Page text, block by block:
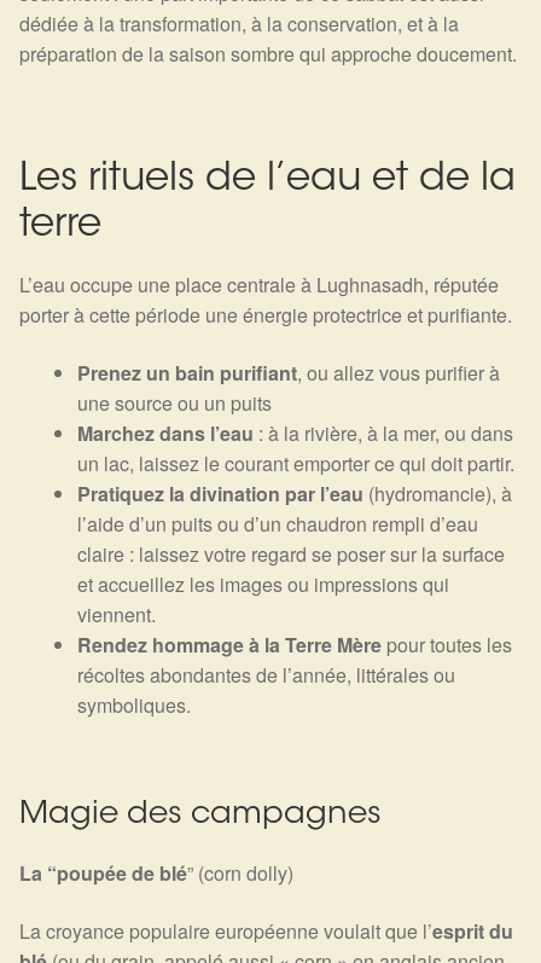
Protection énergétique : Trouvez votre bouclier
intérieur
Test — Quelle Gardienne ?
La roue de l’année
Mon compte
Validation de la commande
Détails du compte
Commandes
dédiée à la transformation, à la conservation, et à la
préparation de la saison sombre qui approche doucement.
Les rituels de l’eau et de la
terre
L’eau occupe une place centrale à Lughnasadh, réputée
porter à cette période une énergie protectrice et purifiante.
Prenez un bain purifiant, ou allez vous purifier à
une source ou un puits
Marchez dans l’eau : à la rivière, à la mer, ou dans
un lac, laissez le courant emporter ce qui doit partir.
Pratiquez la divination par l’eau (hydromancie), à
l’aide d’un puits ou d’un chaudron rempli d’eau
claire : laissez votre regard se poser sur la surface
et accueillez les images ou impressions qui
viennent.
Rendez hommage à la Terre Mère pour toutes les
récoltes abondantes de l’année, littérales ou
symboliques.
Magie des campagnes
La “poupée de blé” (corn dolly)
La croyance populaire européenne voulait que l’esprit du